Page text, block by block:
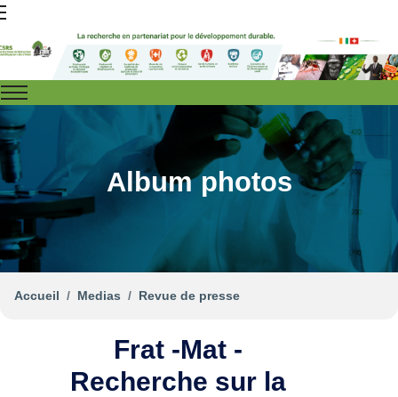
Album photos
Accueil Medias Revue de presse
Frat -Mat -
Recherche sur la